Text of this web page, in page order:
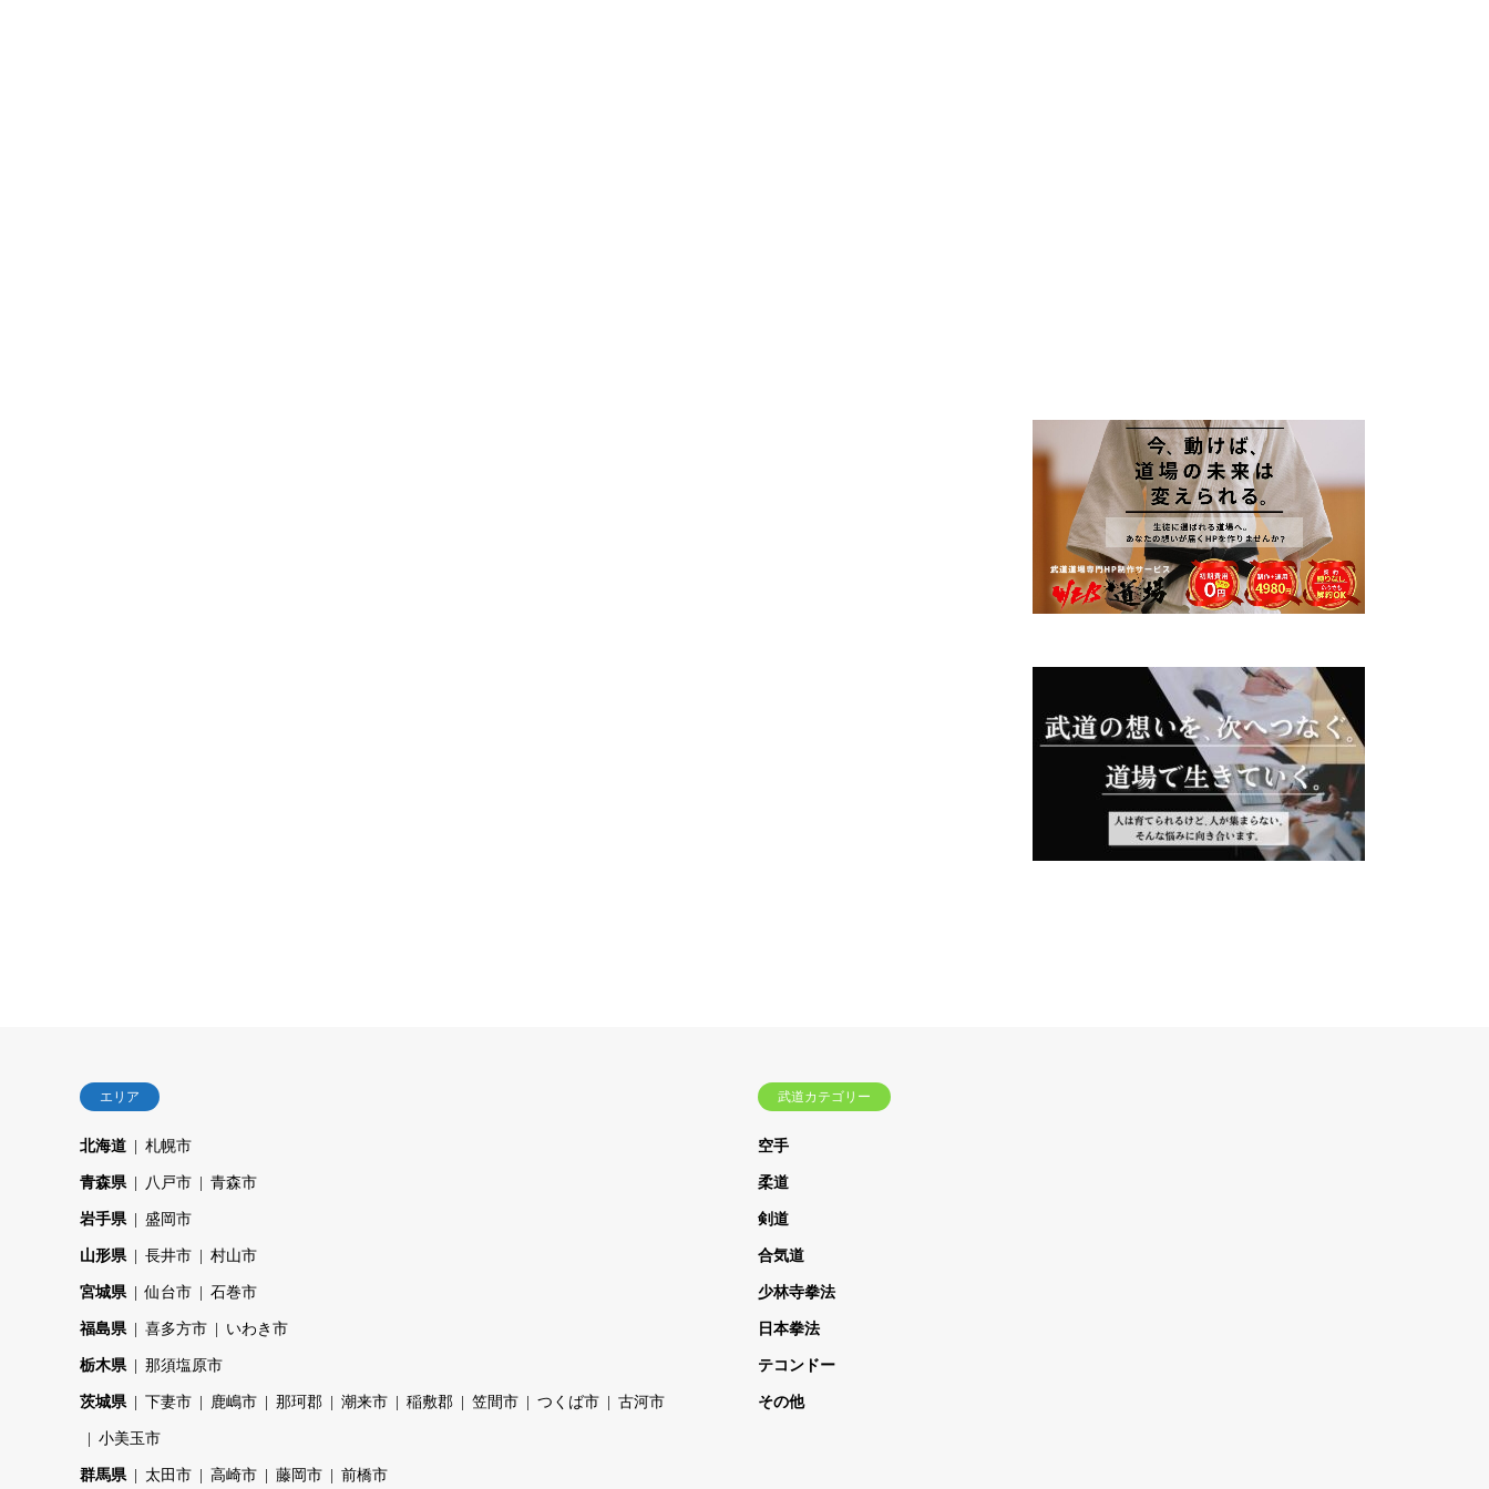
エリア
北海道 札幌市
青森県 八戸市 青森市
岩手県 盛岡市
山形県 長井市 村山市
宮城県 仙台市 石巻市
福島県 喜多方市 いわき市
栃木県 那須塩原市
茨城県 下妻市 鹿嶋市 那珂郡 潮来市 稲敷郡 笠間市 つくば市 古河市
小美玉市
群馬県 太田市 高崎市 藤岡市 前橋市
武道カテゴリー
空手
柔道
剣道
合気道
少林寺拳法
日本拳法
テコンドー
その他